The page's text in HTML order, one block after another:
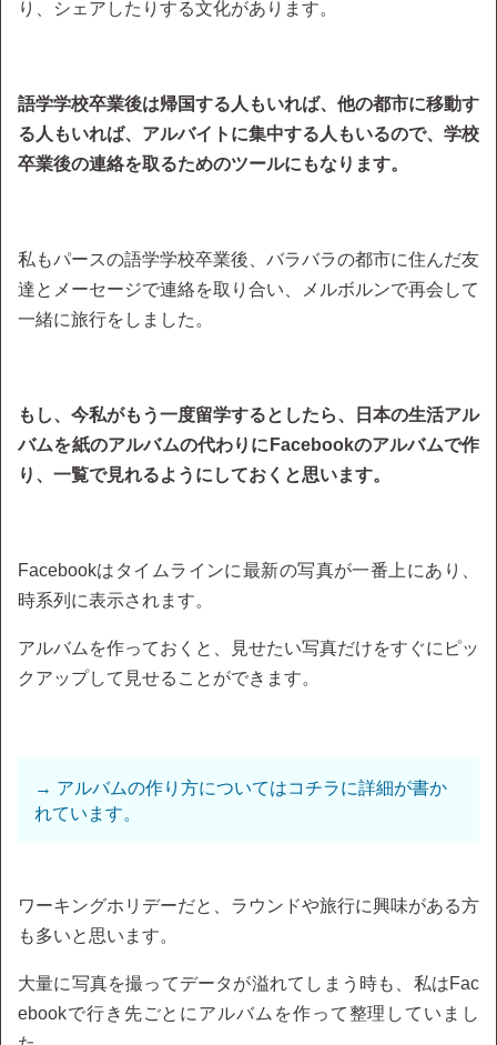
り、シェアしたりする文化があります。
語学学校卒業後は帰国する人もいれば、他の都市に移動す
る人もいれば、アルバイトに集中する人もいるので、学校
卒業後の連絡を取るためのツールにもなります。
私もパースの語学学校卒業後、バラバラの都市に住んだ友
達とメーセージで連絡を取り合い、メルボルンで再会して
一緒に旅行をしました。
もし、今私がもう一度留学するとしたら、日本の生活アル
バムを紙のアルバムの代わりにFacebookのアルバムで作
り、一覧で見れるようにしておくと思います。
Facebookはタイムラインに最新の写真が一番上にあり、
時系列に表示されます。
アルバムを作っておくと、見せたい写真だけをすぐにピッ
クアップして見せることができます。
→ アルバムの作り方についてはコチラに詳細が書か
れています。
ワーキングホリデーだと、ラウンドや旅行に興味がある方
も多いと思います。
大量に写真を撮ってデータが溢れてしまう時も、私はFac
ebookで行き先ごとにアルバムを作って整理していまし